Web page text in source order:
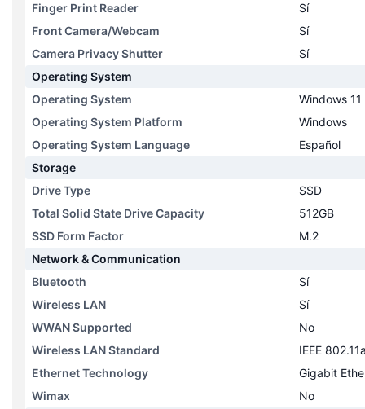
Finger Print Reader
Sí
Front Camera/Webcam
Sí
Camera Privacy Shutter
Sí
Operating System
Operating System
Windows 11
Operating System Platform
Windows
Operating System Language
Español
Storage
Drive Type
SSD
Total Solid State Drive Capacity
512GB
SSD Form Factor
M.2
Network & Communication
Bluetooth
Sí
Wireless LAN
Sí
WWAN Supported
No
Wireless LAN Standard
IEEE
Ethernet Technology
Gigabit
Wimax
No